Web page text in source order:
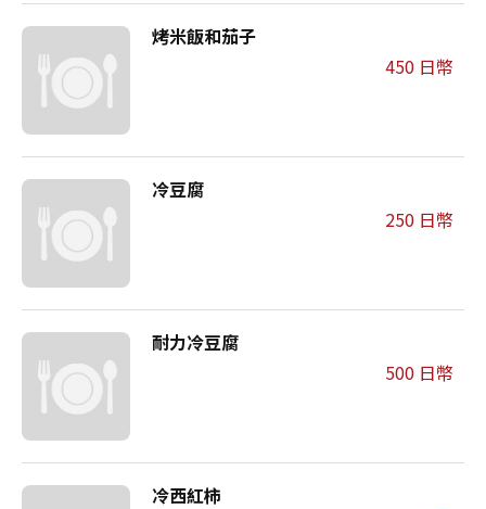
烤米飯和茄子
450 日幣
冷豆腐
250 日幣
耐力冷豆腐
500 日幣
冷西紅柿